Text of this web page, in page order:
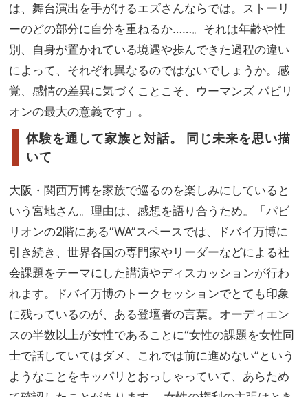
は、舞台演出を手がけるエズさんならでは。ストーリ
ーのどの部分に自分を重ねるか……。それは年齢や性
別、自身が置かれている境遇や歩んできた過程の違い
によって、それぞれ異なるのではないでしょうか。感
覚、感情の差異に気づくことこそ、ウーマンズ パビリ
オンの最大の意義です」。
体験を通して家族と対話。 同じ未来を思い描
いて
大阪・関西万博を家族で巡るのを楽しみにしていると
いう宮地さん。理由は、感想を語り合うため。「パビ
リオンの2階にある“WA”スペースでは、ドバイ万博に
引き続き、世界各国の専門家やリーダーなどによる社
会課題をテーマにした講演やディスカッションが行わ
れます。ドバイ万博のトークセッションでとても印象
に残っているのが、ある登壇者の言葉。オーディエン
スの半数以上が女性であることに“女性の課題を女性同
士で話していてはダメ、これでは前に進めない”という
ようなことをキッパリとおっしゃっていて、あらため